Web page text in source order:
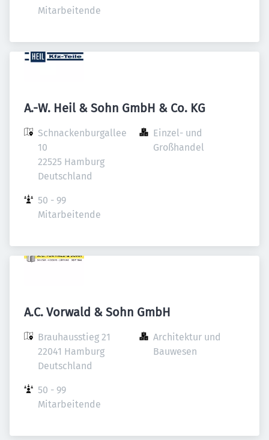
Mitarbeitende
A.-W. Heil & Sohn GmbH & Co. KG
Schnackenburgallee
10
22525 Hamburg
Deutschland
Einzel- und
Großhandel
50 - 99
Mitarbeitende
A.C. Vorwald & Sohn GmbH
Brauhausstieg 21
22041 Hamburg
Deutschland
Architektur und
Bauwesen
50 - 99
Mitarbeitende